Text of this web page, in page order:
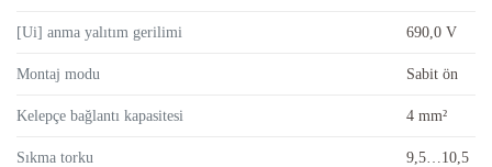
[Ui] anma yalıtım gerilimi 690,0 V
Montaj modu Sabit ön
Kelepçe bağlantı kapasitesi 4 mm²
Sıkma torku
9,5…10,5